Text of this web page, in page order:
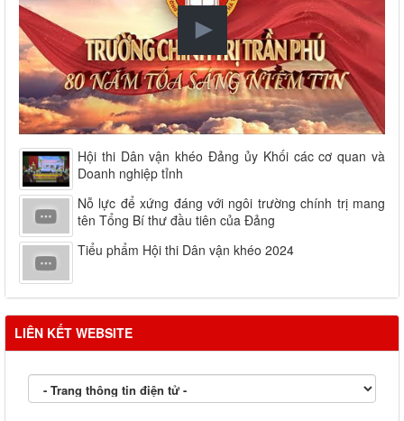
Hội thi Dân vận khéo Đảng ủy Khối các cơ quan và
Doanh nghiệp tỉnh
Nỗ lực để xứng đáng với ngôi trường chính trị mang
tên Tổng Bí thư đầu tiên của Đảng
Tiểu phẩm Hội thi Dân vận khéo 2024
LIÊN KẾT WEBSITE